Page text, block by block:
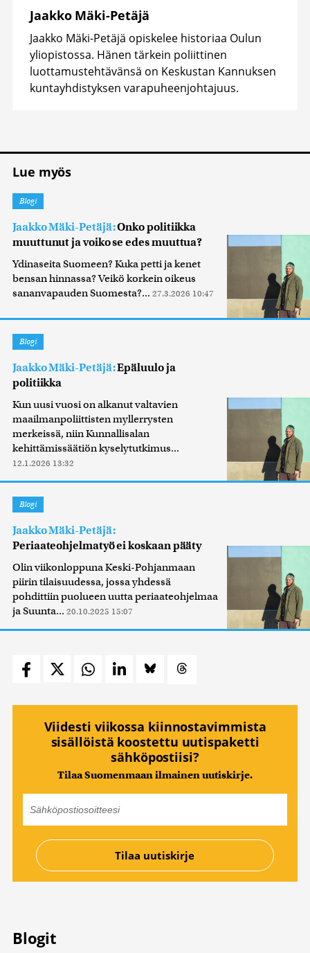
Jaakko Mäki-Petäjä
Jaakko Mäki-Petäjä opiskelee historiaa Oulun
yliopistossa. Hänen tärkein poliittinen
luottamustehtävänsä on Keskustan Kannuksen
kuntayhdistyksen varapuheenjohtajuus.
Lue myös
Blogi
Jaakko Mäki-Petäjä:Onko politiikka
muuttunut ja voiko se edes muuttua?
Ydinaseita Suomeen? Kuka petti ja kenet
bensan hinnassa? Veikö korkein oikeus
sananvapauden Suomesta?... 27.3.2026 10:47
Blogi
Jaakko Mäki-Petäjä:Epäluulo ja
politiikka
Kun uusi vuosi on alkanut valtavien
maailmanpoliittisten myllerrysten
merkeissä, niin Kunnallisalan
kehittämissäätiön kyselytutkimus...
12.1.2026 13:32
Blogi
Jaakko Mäki-Petäjä:
Periaateohjelmatyö ei koskaan pääty
Olin viikonloppuna Keski-Pohjanmaan
piirin tilaisuudessa, jossa yhdessä
pohdittiin puolueen uutta periaateohjelmaa
ja Suunta... 20.10.2025 15:07
Viidesti viikossa kiinnostavimmista
sisällöistä koostettu uutispaketti
sähköpostiisi?
Tilaa Suomenmaan ilmainen uutiskirje.
Blogit